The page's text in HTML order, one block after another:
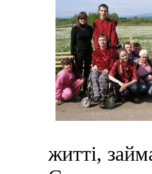
житті,